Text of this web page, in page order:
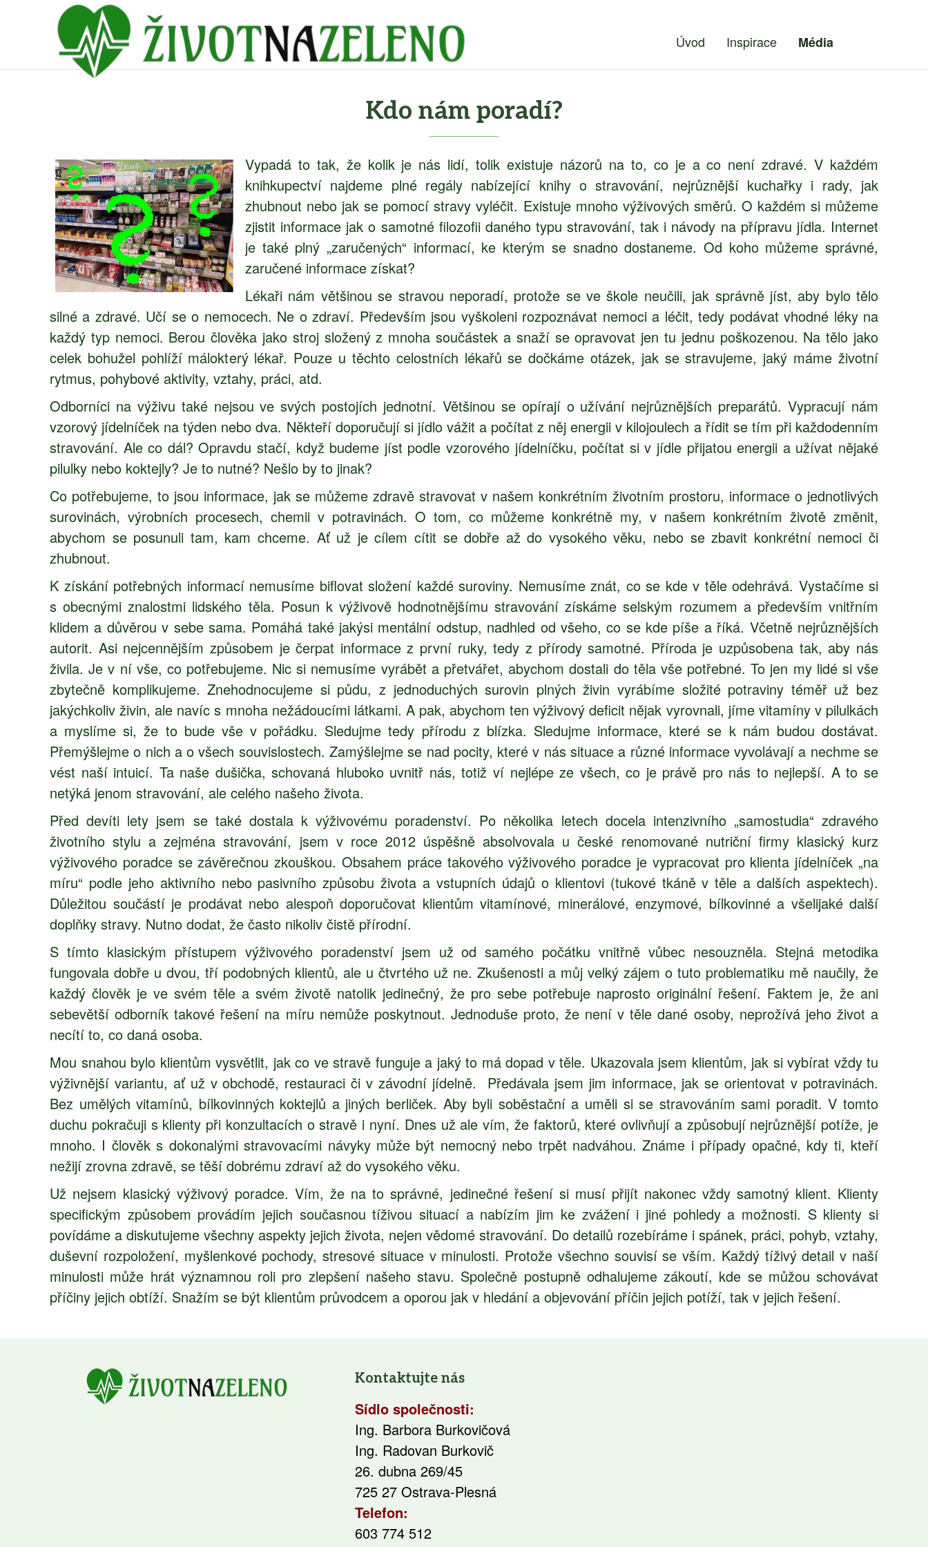
Úvod Inspirace Média
Kdo nám poradí?
Vypadá to tak, že kolik je nás lidí, tolik existuje názorů na to, co je a co není zdravé. V každém
knihkupectví najdeme plné regály nabízející knihy o stravování, nejrůznější kuchařky i rady, jak
zhubnout nebo jak se pomocí stravy vyléčit. Existuje mnoho výživových směrů. O každém si můžeme
zjistit informace jak o samotné filozofii daného typu stravování, tak i návody na přípravu jídla. Internet
je také plný „zaručených“ informací, ke kterým se snadno dostaneme. Od koho můžeme správné,
zaručené informace získat?
Lékaři nám většinou se stravou neporadí, protože se ve škole neučili, jak správně jíst, aby bylo tělo
silné a zdravé. Učí se o nemocech. Ne o zdraví. Především jsou vyškoleni rozpoznávat nemoci a léčit, tedy podávat vhodné léky na
každý typ nemoci. Berou člověka jako stroj složený z mnoha součástek a snaží se opravovat jen tu jednu poškozenou. Na tělo jako
celek bohužel pohlíží málokterý lékař. Pouze u těchto celostních lékařů se dočkáme otázek, jak se stravujeme, jaký máme životní
rytmus, pohybové aktivity, vztahy, práci, atd.
Odborníci na výživu také nejsou ve svých postojích jednotní. Většinou se opírají o užívání nejrůznějších preparátů. Vypracují nám
vzorový jídelníček na týden nebo dva. Někteří doporučují si jídlo vážit a počítat z něj energii v kilojoulech a řídit se tím při každodenním
stravování. Ale co dál? Opravdu stačí, když budeme jíst podle vzorového jídelníčku, počítat si v jídle přijatou energii a užívat nějaké
pilulky nebo koktejly? Je to nutné? Nešlo by to jinak?
Co potřebujeme, to jsou informace, jak se můžeme zdravě stravovat v našem konkrétním životním prostoru, informace o jednotlivých
surovinách, výrobních procesech, chemii v potravinách. O tom, co můžeme konkrétně my, v našem konkrétním životě změnit,
abychom se posunuli tam, kam chceme. Ať už je cílem cítit se dobře až do vysokého věku, nebo se zbavit konkrétní nemoci či
zhubnout.
K získání potřebných informací nemusíme biflovat složení každé suroviny. Nemusíme znát, co se kde v těle odehrává. Vystačíme si
s obecnými znalostmi lidského těla. Posun k výživově hodnotnějšímu stravování získáme selským rozumem a především vnitřním
klidem a důvěrou v sebe sama. Pomáhá také jakýsi mentální odstup, nadhled od všeho, co se kde píše a říká. Včetně nejrůznějších
autorit. Asi nejcennějším způsobem je čerpat informace z první ruky, tedy z přírody samotné. Příroda je uzpůsobena tak, aby nás
živila. Je v ní vše, co potřebujeme. Nic si nemusíme vyrábět a přetvářet, abychom dostali do těla vše potřebné. To jen my lidé si vše
zbytečně komplikujeme. Znehodnocujeme si půdu, z jednoduchých surovin plných živin vyrábíme složité potraviny téměř už bez
jakýchkoliv živin, ale navíc s mnoha nežádoucími látkami. A pak, abychom ten výživový deficit nějak vyrovnali, jíme vitamíny v pilulkách
a myslíme si, že to bude vše v pořádku. Sledujme tedy přírodu z blízka. Sledujme informace, které se k nám budou dostávat.
Přemýšlejme o nich a o všech souvislostech. Zamýšlejme se nad pocity, které v nás situace a různé informace vyvolávají a nechme se
vést naší intuicí. Ta naše dušička, schovaná hluboko uvnitř nás, totiž ví nejlépe ze všech, co je právě pro nás to nejlepší. A to se
netýká jenom stravování, ale celého našeho života.
Před devíti lety jsem se také dostala k výživovému poradenství. Po několika letech docela intenzivního „samostudia“ zdravého
životního stylu a zejména stravování, jsem v roce 2012 úspěšně absolvovala u české renomované nutriční firmy klasický kurz
výživového poradce se závěrečnou zkouškou. Obsahem práce takového výživového poradce je vypracovat pro klienta jídelníček „na
míru“ podle jeho aktivního nebo pasivního způsobu života a vstupních údajů o klientovi (tukové tkáně v těle a dalších aspektech).
Důležitou součástí je prodávat nebo alespoň doporučovat klientům vitamínové, minerálové, enzymové, bílkovinné a všelijaké další
doplňky stravy. Nutno dodat, že často nikoliv čistě přírodní.
S tímto klasickým přístupem výživového poradenství jsem už od samého počátku vnitřně vůbec nesouzněla. Stejná metodika
fungovala dobře u dvou, tří podobných klientů, ale u čtvrtého už ne. Zkušenosti a můj velký zájem o tuto problematiku mě naučily, že
každý člověk je ve svém těle a svém životě natolik jedinečný, že pro sebe potřebuje naprosto originální řešení. Faktem je, že ani
sebevětší odborník takové řešení na míru nemůže poskytnout. Jednoduše proto, že není v těle dané osoby, neprožívá jeho život a
necítí to, co daná osoba.
Mou snahou bylo klientům vysvětlit, jak co ve stravě funguje a jaký to má dopad v těle. Ukazovala jsem klientům, jak si vybírat vždy tu
výživnější variantu, ať už v obchodě, restauraci či v závodní jídelně. Předávala jsem jim informace, jak se orientovat v potravinách.
Bez umělých vitamínů, bílkovinných koktejlů a jiných berliček. Aby byli soběstační a uměli si se stravováním sami poradit. V tomto
duchu pokračuji s klienty při konzultacích o stravě i nyní. Dnes už ale vím, že faktorů, které ovlivňují a způsobují nejrůznější potíže, je
mnoho. I člověk s dokonalými stravovacími návyky může být nemocný nebo trpět nadváhou. Známe i případy opačné, kdy ti, kteří
nežijí zrovna zdravě, se těší dobrému zdraví až do vysokého věku.
Už nejsem klasický výživový poradce. Vím, že na to správné, jedinečné řešení si musí přijít nakonec vždy samotný klient. Klienty
specifickým způsobem provádím jejich současnou tíživou situací a nabízím jim ke zvážení i jiné pohledy a možnosti. S klienty si
povídáme a diskutujeme všechny aspekty jejich života, nejen vědomé stravování. Do detailů rozebíráme i spánek, práci, pohyb, vztahy,
duševní rozpoložení, myšlenkové pochody, stresové situace v minulosti. Protože všechno souvisí se vším. Každý tíživý detail v naší
minulosti může hrát významnou roli pro zlepšení našeho stavu. Společně postupně odhalujeme zákoutí, kde se můžou schovávat
příčiny jejich obtíží. Snažím se být klientům průvodcem a oporou jak v hledání a objevování příčin jejich potíží, tak v jejich řešení.
Kontaktujte nás
Sídlo společnosti:
Ing. Barbora Burkovičová
Ing. Radovan Burkovič
26. dubna 269/45
725 27 Ostrava-Plesná
Telefon:
603 774 512